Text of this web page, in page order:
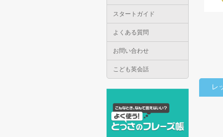
スタートガイド
よくある質問
お問い合わせ
こども英会話
レ